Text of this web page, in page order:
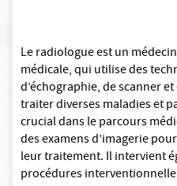
Le radiologue est un
médicale, qui utilise des
d’échographie, de scanner
traiter diverses maladies et
crucial dans le parcours
des examens d’imagerie
leur traitement. Il intervient
procédures